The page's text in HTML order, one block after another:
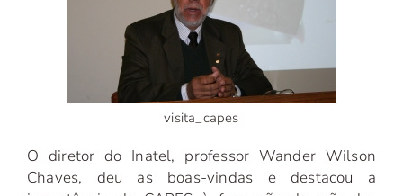
visita_capes
O diretor do Inatel, professor Wander Wilson
Chaves, deu as boas-vindas e destacou a